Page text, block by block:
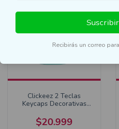
Clickeez 2 Teclas
Keycaps Decorativas
$20.999
Recibirás un correo